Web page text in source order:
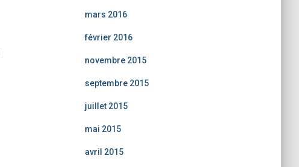
mars 2016
février 2016
novembre 2015
septembre 2015
juillet 2015
mai 2015
avril 2015